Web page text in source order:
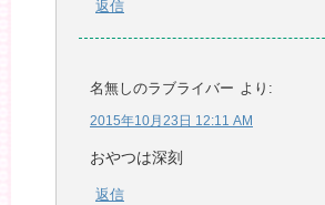
返信
名無しのラブライバー より:
2015年10月23日 12:11 AM
おやつは深刻
返信